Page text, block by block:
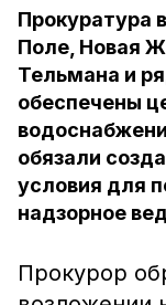
Прокуратура
Поле, Новая
Тельмана и
обеспечены
обязали
условия для
надзорное
Прокурор